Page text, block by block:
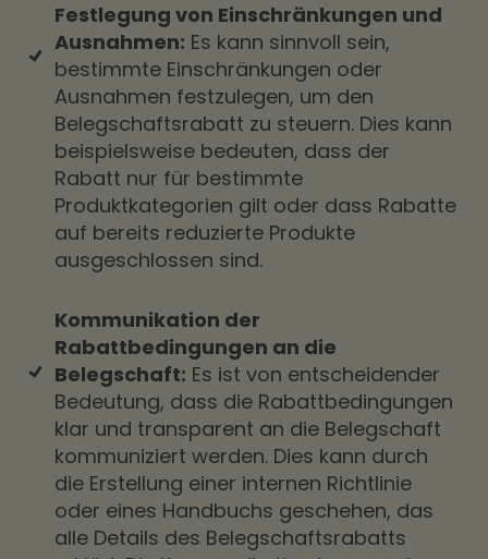
Festlegung von Einschränkungen und
Ausnahmen: Es kann sinnvoll sein,
bestimmte Einschränkungen oder
Ausnahmen festzulegen, um den
Belegschaftsrabatt zu steuern. Dies kann
beispielsweise bedeuten, dass der
Rabatt nur für bestimmte
Produktkategorien gilt oder dass Rabatte
auf bereits reduzierte Produkte
ausgeschlossen sind.
Kommunikation der
Rabattbedingungen an die
Belegschaft: Es ist von entscheidender
Bedeutung, dass die Rabattbedingungen
klar und transparent an die Belegschaft
kommuniziert werden. Dies kann durch
die Erstellung einer internen Richtlinie
oder eines Handbuchs geschehen, das
alle Details des Belegschaftsrabatts